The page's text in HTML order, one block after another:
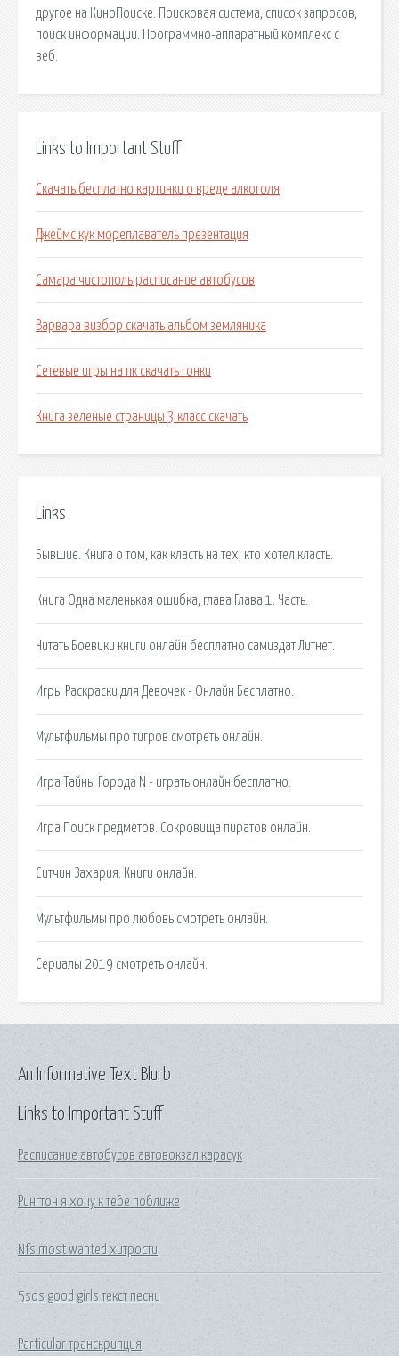
другое на КиноПоиске. Поисковая сиcтема, список запросов,
поиск информации. Программно-аппаратный комплекс с
веб.
Links to Important Stuff
Скачать бесплатно картинки о вреде алкоголя
Джеймс кук мореплаватель презентация
Самара чистополь расписание автобусов
Варвара визбор скачать альбом земляника
Сетевые игры на пк скачать гонки
Книга зеленые страницы 3 класс скачать
Links
Бывшие. Книга о том, как класть на тех, кто хотел класть.
Книга Одна маленькая ошибка, глава Глава 1. Часть.
Читать Боевики книги онлайн бесплатно самиздат Литнет.
Игры Раскраски для Девочек - Онлайн Бесплатно.
Мультфильмы про тигров смотреть онлайн.
Игра Тайны Города N - играть онлайн бесплатно.
Игра Поиск предметов. Сокровища пиратов онлайн.
Ситчин Захария. Книги онлайн.
Мультфильмы про любовь смотреть онлайн.
Сериалы 2019 смотреть онлайн.
Links to Important Stuff
Расписание автобусов автовокзал карасук
Рингтон я хочу к тебе поближе
Nfs most wanted хитрости
5sos good girls текст песни
Particular транскрипция
An Informative Text Blurb